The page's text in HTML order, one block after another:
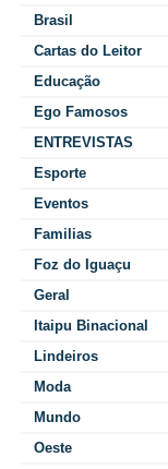
Brasil
Cartas do Leitor
Educação
Ego Famosos
ENTREVISTAS
Esporte
Eventos
Familias
Foz do Iguaçu
Geral
Itaipu Binacional
Lindeiros
Moda
Mundo
Oeste